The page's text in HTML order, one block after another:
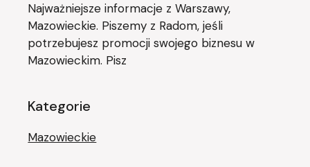
Najważniejsze informacje z Warszawy,
Mazowieckie. Piszemy z Radom, jeśli
potrzebujesz promocji swojego biznesu w
Mazowieckim. Pisz
Kategorie
Mazowieckie